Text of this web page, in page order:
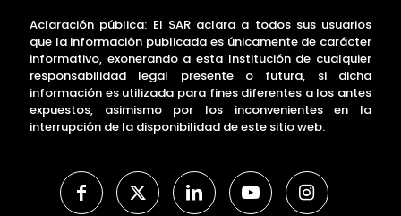
Aclaración pública: El SAR aclara a todos sus usuarios
que la información publicada es únicamente de carácter
informativo, exonerando a esta Institución de cualquier
responsabilidad legal presente o futura, si dicha
información es utilizada para fines diferentes a los antes
expuestos, asimismo por los inconvenientes en la
interrupción de la disponibilidad de este sitio web.